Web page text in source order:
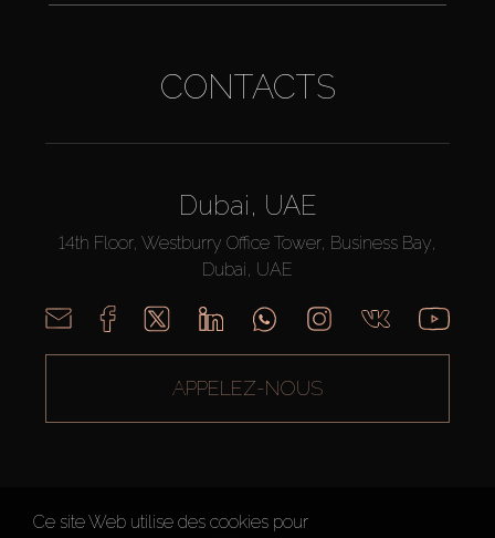
CONTACTS
Dubai, UAE
14th Floor, Westburry Office Tower, Business Bay,
Dubai, UAE
APPELEZ-NOUS
Ce site Web utilise des cookies pour